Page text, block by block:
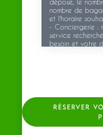
RÉSERVER